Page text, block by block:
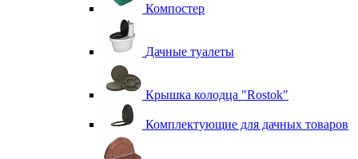
Компостер
Дачные туалеты
Крышка колодца "Rostok"
Комплектующие для дачных товаров